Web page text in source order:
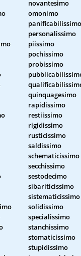
novantesimo
omonimo
panificabilissimo
personalissimo
piissimo
pochissimo
probissimo
quinquagesimo
rapidissimo
restiissimo
rigidissimo
rusticissimo
saldissimo
schematicissimo
secchissimo
sestodecimo
sibariticissimo
sistematicissimo
solidissimo
specialissimo
stanchissimo
stomaticissimo
stupidissimo